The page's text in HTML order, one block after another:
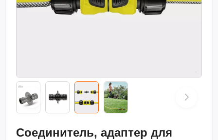
Соединитель, адаптер для